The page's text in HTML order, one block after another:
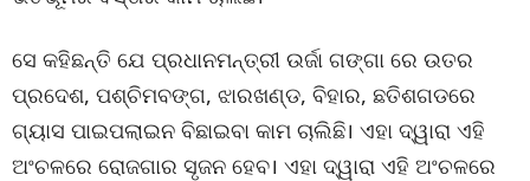
ସେ କହିଛନ୍ତି ଯେ ପ୍ରଧାନମନ୍ତ୍ରୀ ଉର୍ଜା ଗଙ୍ଗା ରେ ଉତର
ପ୍ରଦେଶ, ପଶ୍ଚିମବଙ୍ଗ, ଝାରଖଣ୍ଡ, ବିହାର, ଛତିଶଗଡରେ
ଗ୍ୟାସ ପାଇପଲାଇନ ବିଛାଇବା କାମ ଚାଲିଛି। ଏହା ଦ୍ୱାରା ଏହି
ଅଂଚଳରେ ରୋଜଗାର ସୃଜନ ହେବ। ଏହା ଦ୍ୱାରା ଏହି ଅଂଚଳରେ